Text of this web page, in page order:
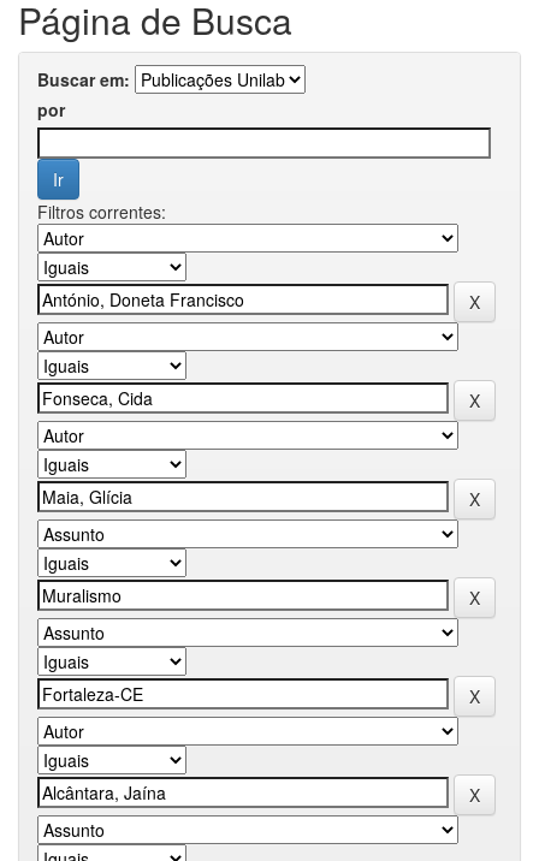
Página de Busca
Buscar em:
por
Filtros correntes: